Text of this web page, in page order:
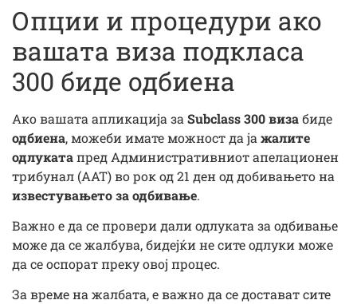
Опции и процедури ако
вашата виза подкласа
300 биде одбиена
Ако вашата апликација за Subclass 300 визабиде
одбиена, можеби имате можност да ја жалите
одлукатапред Административниот апелационен
трибунал (AAT) во рок од 21 ден од добивањето на
известувањето за одбивање.
Важно е да се провери дали одлуката за одбивање
може да се жалбува, бидејќи не сите одлуки може
да се оспорат преку овој процес.
За време на жалбата, е важно да се достават сите